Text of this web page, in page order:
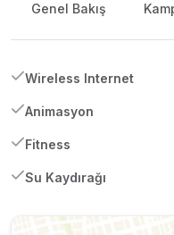
Genel Bakış
Wireless Internet
Animasyon
Fitness
Su Kaydırağı